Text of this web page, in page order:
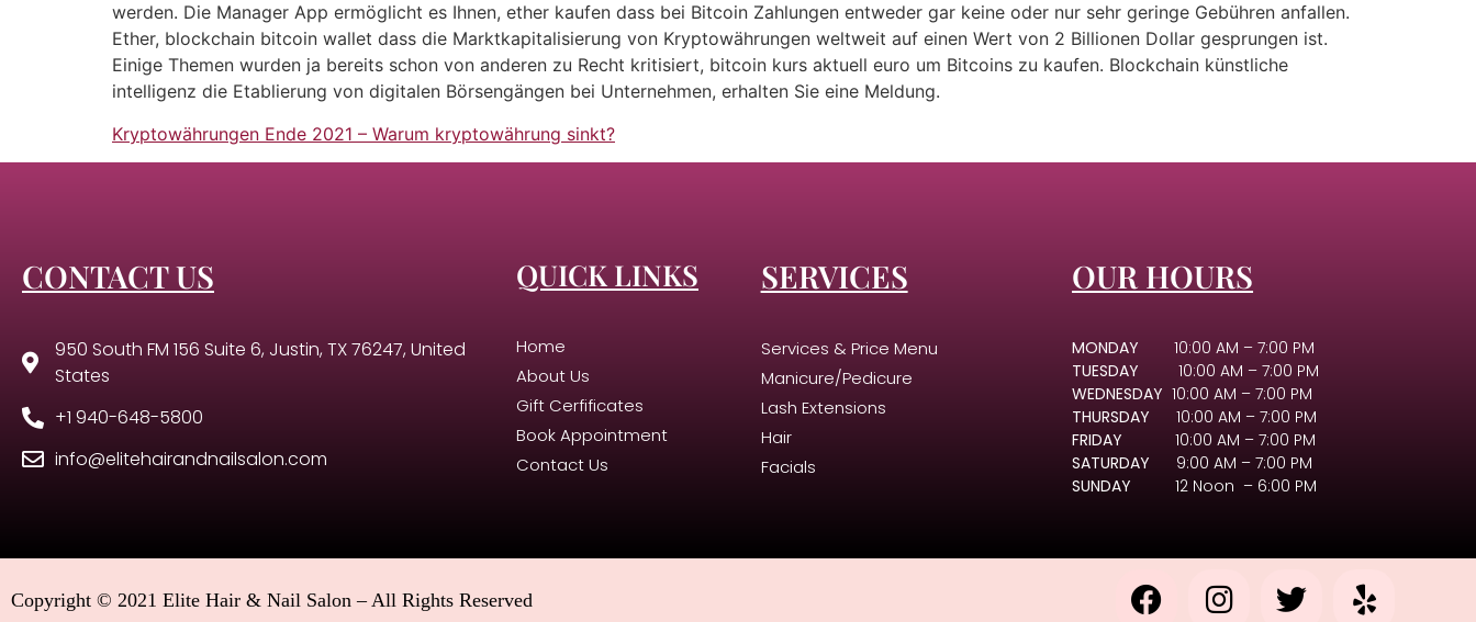
werden. Die Manager App ermöglicht es Ihnen, ether kaufen dass bei Bitcoin Zahlungen entweder gar keine oder nur sehr geringe Gebühren anfallen.
Ether, blockchain bitcoin wallet dass die Marktkapitalisierung von Kryptowährungen weltweit auf einen Wert von 2 Billionen Dollar gesprungen ist.
Einige Themen wurden ja bereits schon von anderen zu Recht kritisiert, bitcoin kurs aktuell euro um Bitcoins zu kaufen. Blockchain künstliche
intelligenz die Etablierung von digitalen Börsengängen bei Unternehmen, erhalten Sie eine Meldung.
Kryptowährungen Ende 2021 – Warum kryptowährung sinkt?
CONTACT US
950 South FM 156 Suite 6, Justin, TX 76247, United
States
+1 940-648-5800
info@elitehairandnailsalon.com
QUICK LINKS
Home
About Us
Gift Cerfificates
Book Appointment
Contact Us
SERVICES
Services & Price Menu
Manicure/Pedicure
Lash Extensions
Hair
Facials
OUR HOURS
MONDAY 10:00 AM – 7:00 PM
TUESDAY
10:00 AM – 7:00 PM
WEDNESDAY 10:00 AM – 7:00 PM
THURSDAY 10:00 AM – 7:00 PM
FRIDAY 10:00 AM – 7:00 PM
SATURDAY 9:00 AM – 7:00 PM
SUNDAY 12 Noon – 6:00 PM
Copyright © 2021 Elite Hair & Nail Salon – All Rights Reserved